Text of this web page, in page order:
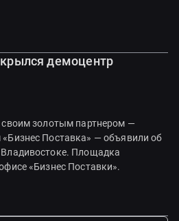
демоцентр
своим золотым партнером —
Поставка» — объявили об
Площадка
«Бизнес Поставки».